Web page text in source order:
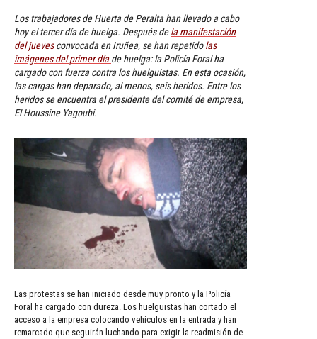
Los trabajadores de Huerta de Peralta han llevado a cabo
hoy el tercer día de huelga. Después dela manifestación
del juevesconvocada en Iruñea, se han repetidolas
imágenes del primer díade huelga: la Policía Foral ha
cargado con fuerza contra los huelguistas. En esta ocasión,
las cargas han deparado, al menos, seis heridos. Entre los
heridos se encuentra el presidente del comité de empresa,
El Houssine Yagoubi.
Las protestas se han iniciado desde muy pronto y la Policía
Foral ha cargado con dureza. Los huelguistas han cortado el
acceso a la empresa colocando vehículos en la entrada y han
remarcado que seguirán luchando para exigir la readmisión de